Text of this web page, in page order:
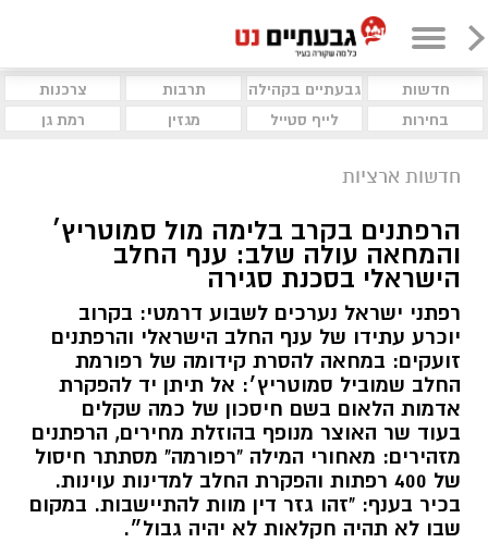
חדשות גבעתיים בקהילה תרבות
צרכנות
בחירות
לייף סטייל מגזין רמת גן
חדשות ארציות
הרפתנים בקרב בלימה מול סמוטריץ׳
והמחאה עולה שלב: ענף החלב
הישראלי בסכנת סגירה
רפתני ישראל נערכים לשבוע דרמטי: בקרוב
יוכרע עתידו של ענף החלב הישראלי והרפתנים
זועקים: במחאה להסרת קידומה של רפורמת
החלב שמוביל סמוטריץ׳: אל תיתן יד להפקרת
אדמות הלאום בשם חיסכון של כמה שקלים
בעוד שר האוצר מנופף בהוזלת מחירים, הרפתנים
מזהירים: מאחורי המילה "רפורמה" מסתתר חיסול
של 400 רפתות והפקרת החלב למדינות עוינות.
בכיר בענף: "זהו גזר דין מוות להתיישבות. במקום
שבו לא תהיה חקלאות לא יהיה גבול״.